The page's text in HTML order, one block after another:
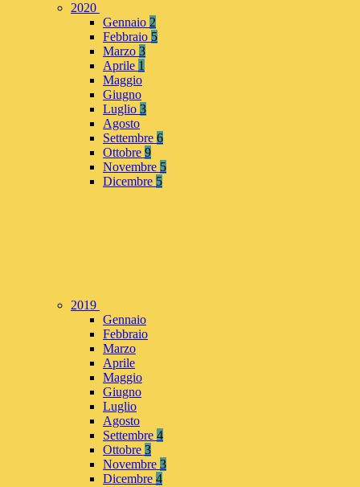
2020
Gennaio 2
Febbraio 5
Marzo 3
Aprile 1
Maggio
Giugno
Luglio 3
Agosto
Settembre 6
Ottobre 9
Novembre 5
Dicembre 5
2019
Gennaio
Febbraio
Marzo
Aprile
Maggio
Giugno
Luglio
Agosto
Settembre 4
Ottobre 3
Novembre 3
Dicembre 4